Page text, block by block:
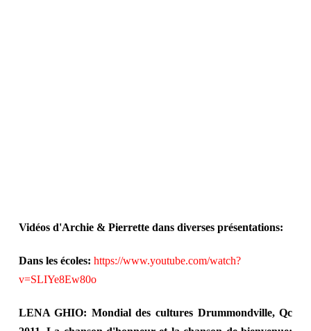
Vidéos d'Archie & Pierrette dans diverses présentations:
Dans les écoles: https://www.youtube.com/watch?
v=SLIYe8Ew80o
LENA GHIO: Mondial des cultures Drummondville, Qc